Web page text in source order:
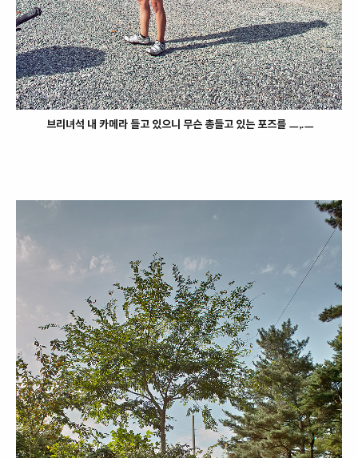
브리녀석 내 카메라 들고 있으니 무슨 총들고 있는 포즈를 ㅡ,.ㅡ